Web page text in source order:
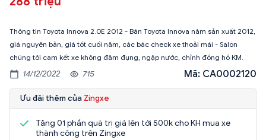
Thông tin Toyota Innova 2.0E 2012 - Bán Toyota Innova năm sản xuất 2012,
giá nguyên bản, giá tốt cuối năm, các bác check xe thoải mái - Salon
chúng tôi cam kết xe không đâm đụng, ngập nước, chỉnh đồng hồ KM.
14/12/2022 715 Mã: CA0002120
Ưu đãi thêm của Zingxe
Tặng 01 phần quà trị giá lên tới 500k cho KH mua xe
thành công trên Zingxe